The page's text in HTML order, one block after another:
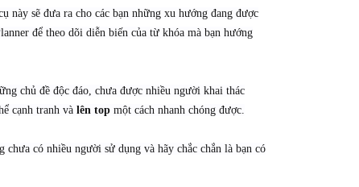
này sẽ đưa ra cho các bạn những xu hướng đang được
để theo dõi diễn biến của từ khóa mà bạn hướng
chủ đề độc đáo, chưa được nhiều người khai thác
cạnh tranh và lên top một cách nhanh chóng được.
có nhiều người sử dụng và hãy chắc chắn là bạn có